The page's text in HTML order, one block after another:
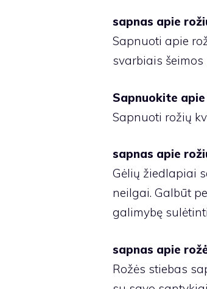
sapnas apie
Sapnuoti apie
svarbiais
Sapnuokite
Sapnuoti rožių
sapnas apie
Gėlių žiedlapiai
neilgai. Galbūt
galimybę
sapnas apie
Rožės stiebas